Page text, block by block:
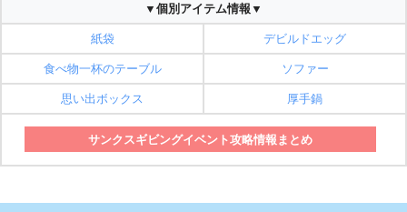
▼個別アイテム情報▼
紙袋 デビルドエッグ
食べ物一杯のテーブル ソファー
思い出ボックス 厚手鍋
サンクスギビングイベント攻略情報まとめ